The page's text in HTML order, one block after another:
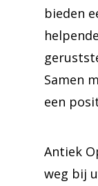
bieden
Samen
een
Antiek
weg bij